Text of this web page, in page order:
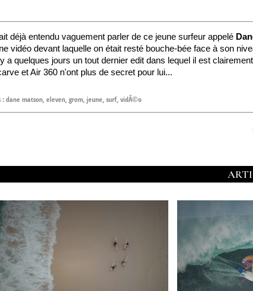
déjà entendu vaguement parler de ce jeune surfeur appelé
vidéo devant laquelle on était resté bouche-bée face à son
a quelques jours un tout dernier edit dans lequel il est
et Air 360 n'ont plus de secret pour lui...
:dane matson,eleven,grom,jeune,surf,vidÃ©o